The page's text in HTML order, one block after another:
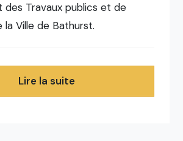
des Travaux publics et de
la Ville de Bathurst.
Lire la suite